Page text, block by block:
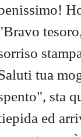
tua
sta
ed